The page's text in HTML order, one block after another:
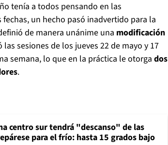
tenía a todos pensando en las
un hecho pasó inadvertido para la
de manera unánime una modificación
sesiones de los jueves 22 de mayo y 17
semana, lo que en la práctica le otorga dos
.
centro sur tendrá "descanso" de las
para el frío: hasta 15 grados bajo